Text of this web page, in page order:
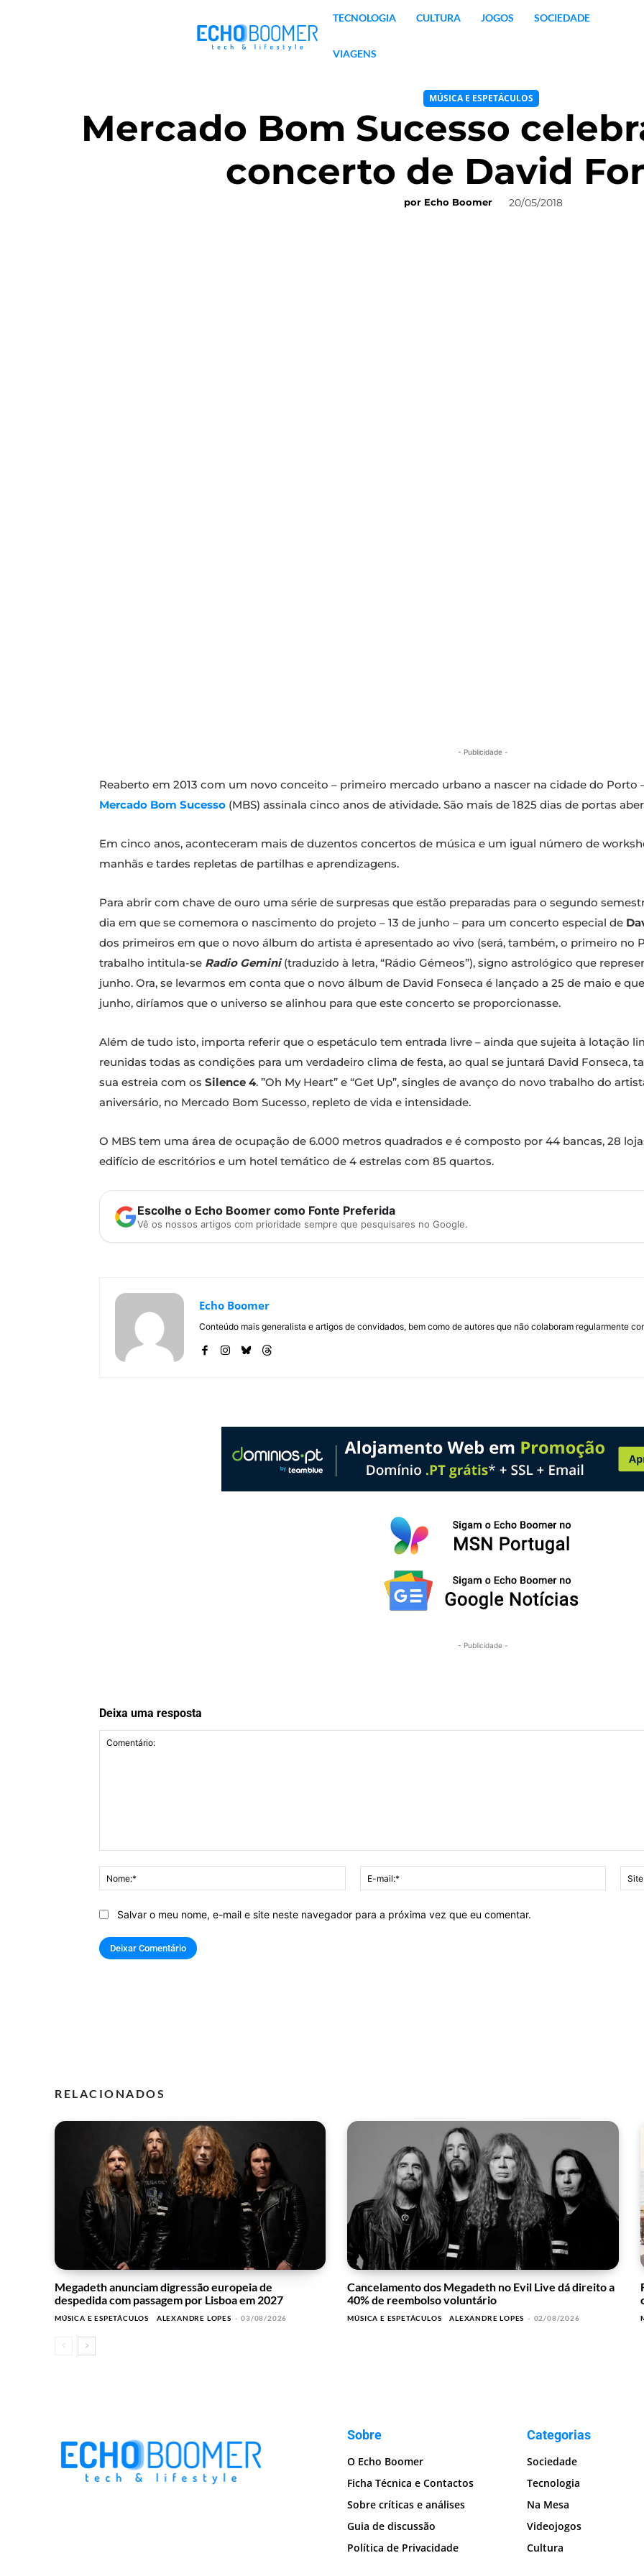
TECNOLOGIA CULTURA JOGOS SOCIEDADE
VIAGENS
MÚSICA E ESPETÁCULOS
Mercado Bom Sucesso
concerto de David
por Echo Boomer 20/05/2018
- Publicidade -
Reaberto em 2013 com um novo conceito – primeiro mercado urbano a nascer na cidade do Porto
Mercado Bom Sucesso (MBS) assinala cinco anos de atividade. São mais de 1825 dias de portas
Em cinco anos, aconteceram mais de duzentos concertos de música e um igual número de
manhãs e tardes repletas de partilhas e aprendizagens.
Para abrir com chave de ouro uma série de surpresas que estão preparadas para o segundo
dia em que se comemora o nascimento do projeto – ​13 de junho – para um ​concerto especial de
dos primeiros em que o novo álbum do artista é apresentado ao vivo (será, também, o primeiro no
trabalho intitula-se Radio Gemini​(traduzido à letra, “Rádio Gémeos”), signo astrológico que
junho. Ora, se levarmos em conta que o novo álbum de David Fonseca é lançado a 25 de maio e
junho, diríamos que o universo se alinhou para que este concerto se proporcionasse.
Além de tudo isto, importa referir que o espetáculo tem ​entrada livre – ainda que sujeita à lotação
reunidas todas as condições para um verdadeiro clima de festa, ao qual se juntará David Fonseca,
sua estreia com os Silence 4. ​”Oh My Heart” e “​Get Up​”, singles de avanço do novo trabalho do
aniversário, no Mercado Bom Sucesso, repleto de ​vida​ e​ intensidade​.
O MBS tem uma área de ocupação de 6.000 metros quadrados e é composto por 44 bancas, 28
edifício de escritórios e um hotel temático de 4 estrelas com 85 quartos.
Escolhe o Echo Boomer como Fonte Preferida
Vê os nossos artigos com prioridade sempre que pesquisares no Google.
Echo Boomer
Conteúdo mais generalista e artigos de convidados, bem como de autores que não colaboram regularmente
- Publicidade -
Deixa uma resposta
Nome:*
mail:*
Salvar o meu nome, e-mail e site neste navegador para a próxima vez que eu comentar.
RELACIONADOS
Megadeth anunciam digressão europeia de
despedida com passagem por Lisboa em 2027
MÚSICA E ESPETÁCULOS ALEXANDRE LOPES - 03/08/2026
Cancelamento dos Megadeth no Evil Live dá direito a
40% de reembolso voluntário
MÚSICA E ESPETÁCULOS ALEXANDRE LOPES - 02/08/2026
Sobre
O Echo Boomer
Ficha Técnica e Contactos
Sobre críticas e análises
Guia de discussão
Política de Privacidade
Categorias
Sociedade
Tecnologia
Na Mesa
Videojogos
Cultura